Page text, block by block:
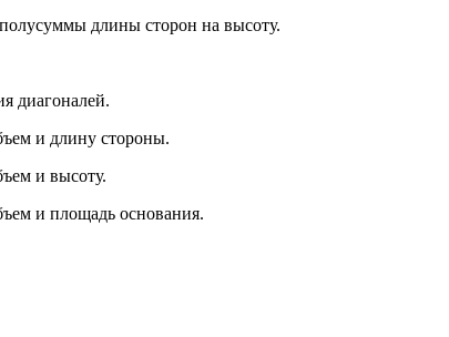
длины сторон на высоту.
диагоналей.
и длину стороны.
и высоту.
и площадь основания.